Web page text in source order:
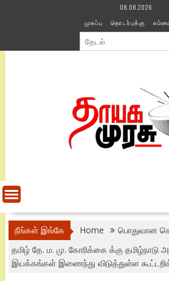
08.08.2026
முகப்பு
தொடர்புக்கு
நீங்கள் இங்கே Home
பொதுவான
தமிழ் தே. ம. மு. கோரிக்கை க்கு தமிழ்நாடு
இயக்கங்கள் இணைந்து விடுத்துள்ள